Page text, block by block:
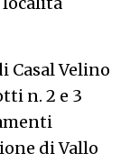
Casal Velino
n. 2 e 3
di Vallo